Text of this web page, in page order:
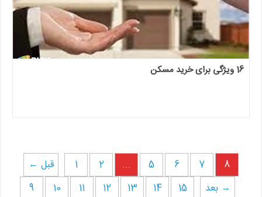
16 ویژگی برای خرید مسکن
← قبل 1 2 ... 5 6 7
8
9
10 11 12 13 14 15 بعد →